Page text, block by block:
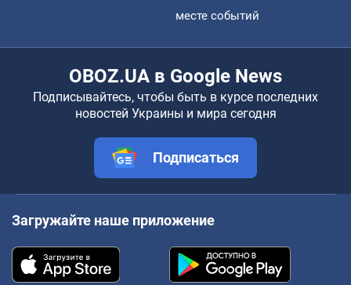
месте событий
OBOZ.UA в Google News
Подписывайтесь, чтобы быть в курсе последних
новостей Украины и мира сегодня
Подписаться
Загружайте наше приложение